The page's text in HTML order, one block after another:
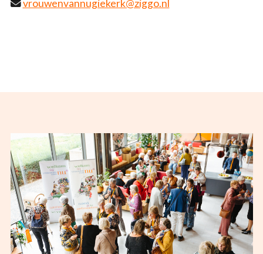
vrouwenvannugiekerk@ziggo.nl